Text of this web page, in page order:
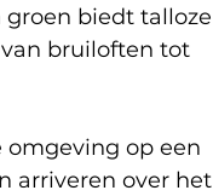
biedt talloze
bruiloften tot
omgeving op een
arriveren over het